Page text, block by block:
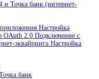
и Точка банк (интернет-
Настройка
2.0 Подключение с
эквайринга Настройка
банк